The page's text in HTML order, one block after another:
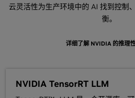
云灵活性为生产环境中的 AI 找到控制
衡。
详细了解 NVIDIA 的推理
NVIDIA TensorRT LLM